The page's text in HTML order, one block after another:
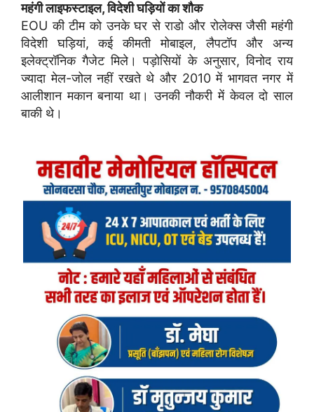
महंगी लाइफस्टाइल, विदेशी घड़ियों का शौक
EOU की टीम को उनके घर से राडो और रोलेक्स जैसी महंगी
विदेशी घड़ियां, कई कीमती मोबाइल, लैपटॉप और अन्य
इलेक्ट्रॉनिक गैजेट मिले। पड़ोसियों के अनुसार, विनोद राय
ज्यादा मेल-जोल नहीं रखते थे और 2010 में भागवत नगर में
आलीशान मकान बनाया था। उनकी नौकरी में केवल दो साल
बाकी थे।